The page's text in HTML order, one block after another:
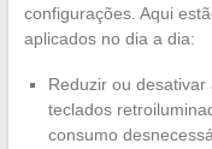
configurações. Aqui
aplicados no dia a dia:
Reduzir ou desativar
teclados
consumo